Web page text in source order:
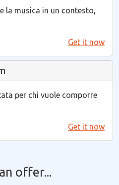
la musica in un contesto,
Get it now
per chi vuole comporre
Get it now
offer...